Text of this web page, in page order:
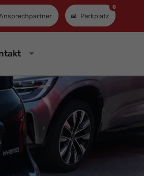
Parkplatz
0